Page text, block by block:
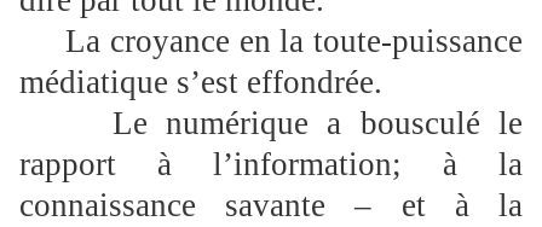
La croyance en la toute-puissance
médiatique s’est effondrée.
Le numérique a bousculé le
rapport à l’information; à la
connaissance savante – et à la